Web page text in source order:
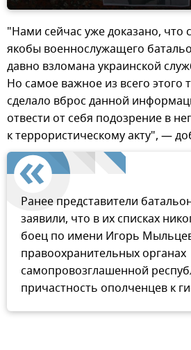
"Нами сейчас уже доказано, что
якобы военнослужащего
давно взломана украинской
Но самое важное из всего этого
сделало вброс данной
отвести от себя подозрение в
к террористическому акту", —
Ранее представители
заявили, что в их списках
боец по имени Игорь
правоохранительных органах
самопровозглашенной
причастность ополченцев к